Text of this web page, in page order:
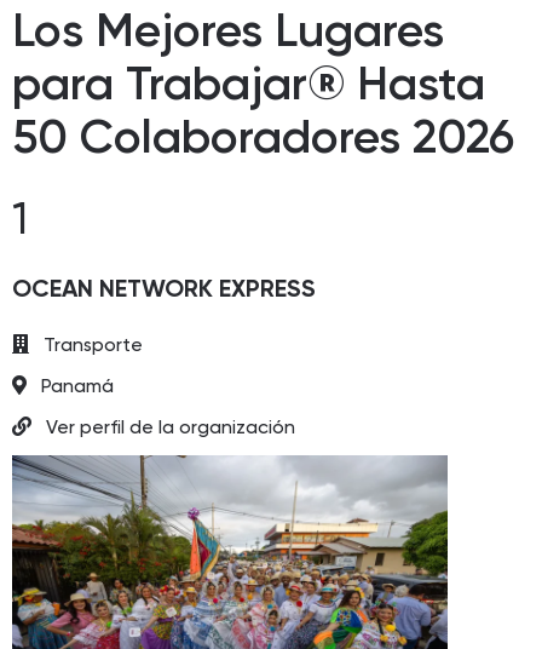
Los Mejores Lugares
para Trabajar® Hasta
50 Colaboradores 2026
1
OCEAN NETWORK EXPRESS
Transporte
Panamá
Ver perfil de la organización